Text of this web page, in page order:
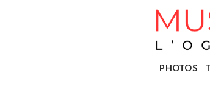
PHOTOS